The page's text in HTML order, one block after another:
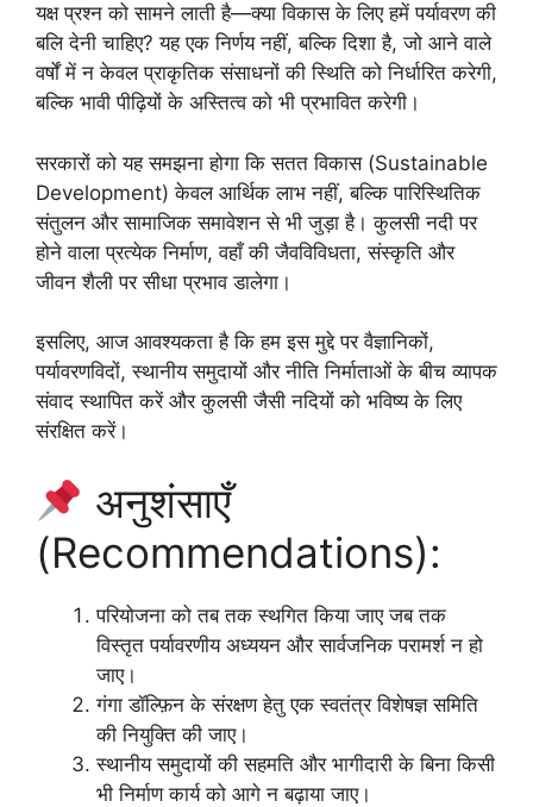
यक्ष प्रश्न को सामने लाती है—क्या विकास के लिए हमें पर्यावरण की
बलि देनी चाहिए? यह एक निर्णय नहीं, बल्कि दिशा है, जो आने वाले
वर्षों में न केवल प्राकृतिक संसाधनों की स्थिति को निर्धारित करेगी,
बल्कि भावी पीढ़ियों के अस्तित्व को भी प्रभावित करेगी।
सरकारों को यह समझना होगा कि सतत विकास (Sustainable
Development) केवल आर्थिक लाभ नहीं, बल्कि पारिस्थितिक
संतुलन और सामाजिक समावेशन से भी जुड़ा है। कुलसी नदी पर
होने वाला प्रत्येक निर्माण, वहाँ की जैवविविधता, संस्कृति और
जीवन शैली पर सीधा प्रभाव डालेगा।
इसलिए, आज आवश्यकता है कि हम इस मुद्दे पर वैज्ञानिकों,
पर्यावरणविदों, स्थानीय समुदायों और नीति निर्माताओं के बीच व्यापक
संवाद स्थापित करें और कुलसी जैसी नदियों को भविष्य के लिए
संरक्षित करें।
अनुशंसाएँ
(Recommendations):
परियोजना को तब तक स्थगित किया जाए जब तक
विस्तृत पर्यावरणीय अध्ययन और सार्वजनिक परामर्श न हो
जाए।
गंगा डॉल्फ़िन के संरक्षण हेतु एक स्वतंत्र विशेषज्ञ समिति
की नियुक्ति की जाए।
स्थानीय समुदायों की सहमति और भागीदारी के बिना किसी
भी निर्माण कार्य को आगे न बढ़ाया जाए।